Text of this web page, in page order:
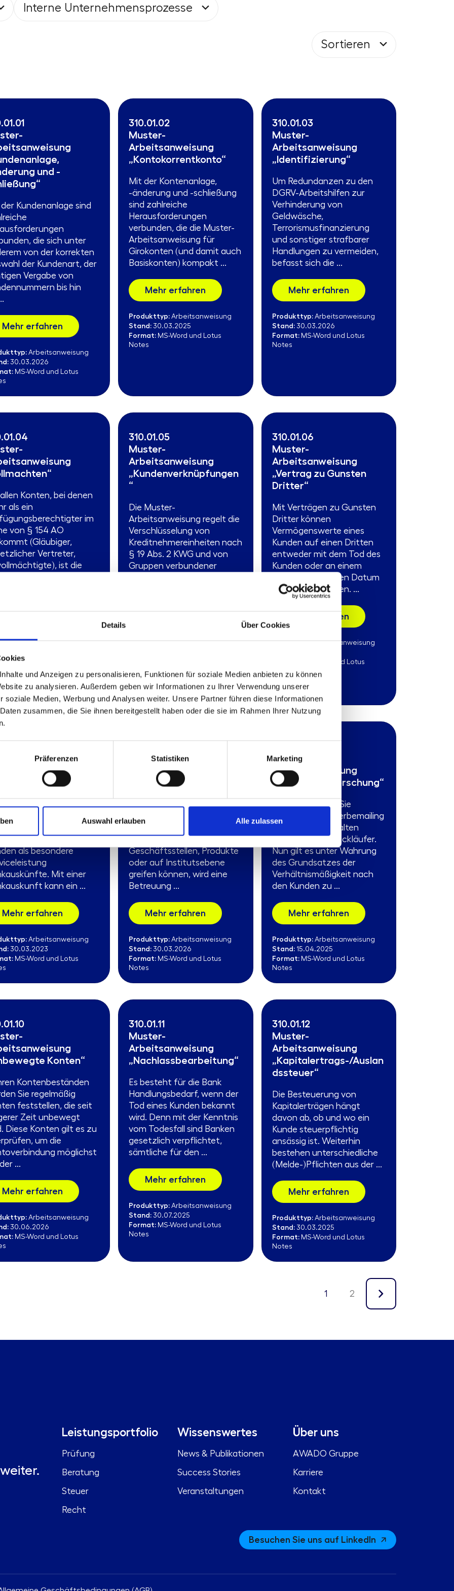
Details Über Cookies
und Anzeigen zu personalisieren, Funktionen für soziale Medien anbieten zu können
zu analysieren. Außerdem geben wir Informationen zu Ihrer Verwendung unserer
soziale Medien, Werbung und Analysen weiter. Unsere Partner führen diese Informationen
zusammen, die Sie ihnen bereitgestellt haben oder die sie im Rahmen Ihrer Nutzung
Präferenzen Statistiken Marketing
Auswahl erlauben Alle zulassen
Interne Unternehmensprozesse
Sortieren
und -
Kundenanlage sind
die sich unter
von der korrekten
der Kundenart, der
Vergabe von
bis hin
Mehr erfahren
Arbeitsanweisung
30.03.2026
MS-Word und Lotus
310.01.02
Muster-
Arbeitsanweisung
„Kontokorrentkonto“
Mit der Kontenanlage,
-änderung und -schließung
sind zahlreiche
Herausforderungen
verbunden, die die Muster-
Arbeitsanweisung für
Girokonten (und damit auch
Basiskonten) kompakt ...
Mehr erfahren
Produkttyp: Arbeitsanweisung
Stand: 30.03.2025
Format: MS-Word und Lotus
Notes
310.01.03
Muster-
Arbeitsanweisung
„Identifizierung“
Um Redundanzen zu den
DGRV-Arbeitshilfen zur
Verhinderung von
Geldwäsche,
Terrorismusfinanzierung
und sonstiger strafbarer
Handlungen zu vermeiden,
befasst sich die ...
Mehr erfahren
Produkttyp:Arbeitsanweisung
Stand:30.03.2026
Format:MS-Word und Lotus
Notes
allen Konten, bei denen
als ein
im
von § 154 AO
(Gläubiger,
Vertreter,
ist die
30.03.2026
310.01.05
Muster-
Arbeitsanweisung
„Kundenverknüpfungen
“
Die Muster-
Arbeitsanweisung regelt die
Verschlüsselung von
Kreditnehmereinheiten nach
§ 19 Abs. 2 KWG und von
Gruppen verbundener
Produkttyp:Arbeitsanweisung
Oktober 2026
Format:
Notes
310.01.06
Muster-
Arbeitsanweisung
„Vertrag zu Gunsten
Dritter“
Mit Verträgen zu Gunsten
Dritter können
Vermögenswerte eines
Kunden auf einen Dritten
entweder mit dem Tod des
Kunden oder an einem
vorher bestimmten Datum
übertragen werden. ...
Mehr erfahren
Produkttyp:Arbeitsanweisung
MS-Word und Lotus
Notes
erteilen eigenen
und anderen
und die ihrer
als besondere
Mit einer
kann ein ...
Mehr erfahren
Arbeitsanweisung
30.03.2023
MS-Word und Lotus
Muster-
Arbeitsanweisung
„Signale und Sperren“
Durch Signale und Sperren,
die auf ganz bestimmte,
Konten, Kunden,
Geschäftsstellen, Produkte
oder auf Institutsebene
greifen können, wird eine
Betreuung ...
Mehr erfahren
Produkttyp: Arbeitsanweisung
Stand: 30.03.2026
Format: MS-Word und Lotus
Notes
Muster-
Arbeitsanweisung
„Adressnachforschung“
Kennen Sie das? Sie
versenden ein Werbemailing
per Post und erhalten
zahlreiche Postrückläufer.
Nun gilt es unter Wahrung
des Grundsatzes der
Verhältnismäßigkeit nach
den Kunden zu ...
Mehr erfahren
Produkttyp:Arbeitsanweisung
Stand:15.04.2025
Format:MS-Word und Lotus
Notes
Konten“
Kontenbeständen
Sie regelmäßig
feststellen, die seit
Zeit unbewegt
Diese Konten gilt es zu
um die
möglichst
...
Mehr erfahren
Arbeitsanweisung
30.06.2026
MS-Word und Lotus
310.01.11
Muster-
Arbeitsanweisung
„Nachlassbearbeitung“
Es besteht für die Bank
Handlungsbedarf, wenn der
Tod eines Kunden bekannt
wird. Denn mit der Kenntnis
vom Todesfall sind Banken
gesetzlich verpflichtet,
sämtliche für den ...
Mehr erfahren
Produkttyp: Arbeitsanweisung
Stand: 30.07.2025
Format: MS-Word und Lotus
Notes
310.01.12
Muster-
Arbeitsanweisung
„Kapitalertrags-/Auslan
dssteuer“
Die Besteuerung von
Kapitalerträgen hängt
davon ab, ob und wo ein
Kunde steuerpflichtig
ansässig ist. Weiterhin
bestehen unterschiedliche
(Melde-)Pflichten aus der ...
Mehr erfahren
Produkttyp:Arbeitsanweisung
Stand:30.03.2025
Format:MS-Word und Lotus
Notes
1 2
Leistungsportfolio
Prüfung
Beratung
Steuer
Recht
Wissenswertes
News & Publikationen
Success Stories
Veranstaltungen
Über uns
AWADO Gruppe
Karriere
Kontakt
Besuchen Sie uns auf LinkedIn